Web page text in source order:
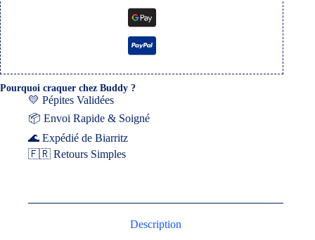
Pourquoi craquer chez Buddy ?
💛 Pépites Validées
📦 Envoi Rapide & Soigné
🌊 Expédié de Biarritz
🇫🇷 Retours Simples
Description